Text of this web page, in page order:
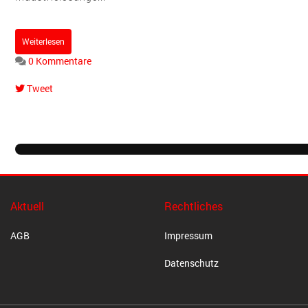
Weiterlesen
0 Kommentare
Tweet
Aktuell
AGB
Rechtliches
Impressum
Datenschutz